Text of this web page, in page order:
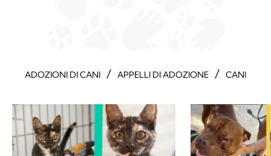
ADOZIONI DI CANI / APPELLI DI ADOZIONE / CANI